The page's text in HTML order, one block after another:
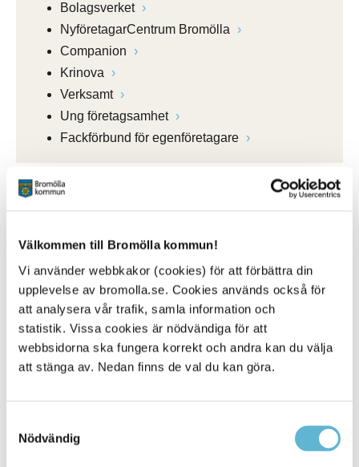
Välkommen till Bromölla kommun!
Vi använder webbkakor (cookies) för att förbättra din
upplevelse av bromolla.se. Cookies används också för
att analysera vår trafik, samla information och
statistik. Vissa cookies är nödvändiga för att
webbsidorna ska fungera korrekt och andra kan du välja
att stänga av. Nedan finns de val du kan göra.
Nödvändig
Bolagsverket
NyföretagarCentrum Bromölla
Companion
Krinova
Verksamt
Ung företagsamhet
Fackförbund för egenföretagare
Näringsliv Bromölla på Facebook